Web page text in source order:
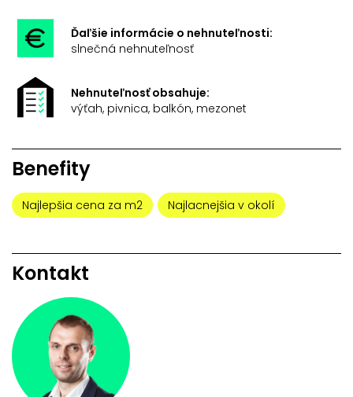
Ďaľšie informácie o nehnuteľnosti:
slnečná nehnuteľnosť
Nehnuteľnosť obsahuje:
výťah, pivnica, balkón, mezonet
Benefity
Najlepšia cena za m2 Najlacnejšia v okolí
Kontakt